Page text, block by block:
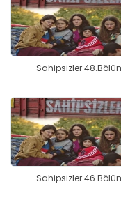
Sahipsizler
Sahipsizler